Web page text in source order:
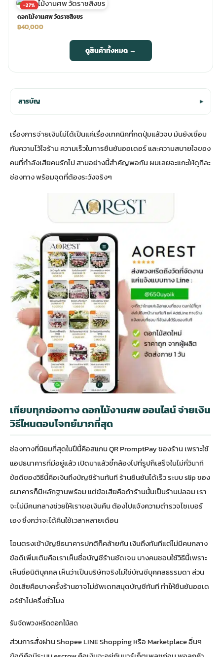
-27%
ดอกไม้งานศพ วัดราชสิงขร
฿40,000
ดูสินค้าทั้งหมด →
สารบัญ ▾
เรื่องการจ่ายเงินไม่ได้เป็นแค่เรื่องเทคนิคที่กดปุ่มแล้วจบ มันยังเชื่อม
กับความไว้ใจร้าน ความเร็วในการยืนยันออเดอร์ และความสบายใจของ
คนที่กำลังเสียคนรักไป สามอย่างนี้สำคัญพอกัน ผมเลยจะแกะให้ดูทีละ
ช่องทาง พร้อมจุดที่ต้องระวังจริงๆ
เทียบทุกช่องทาง ดอกไม้งานศพ ออนไลน์ จ่ายเงิน
วิธีไหนตอบโจทย์มากที่สุด
ช่องทางที่นิยมที่สุดในปีนี้คือสแกน QR PromptPay ของร้าน เพราะใช้
แอปธนาคารที่มีอยู่แล้ว เปิดมาแล้วชี้กล้องไปที่รูปก็เสร็จในไม่กี่วินาที
ข้อดีของวิธีนี้คือเงินถึงบัญชีร้านทันที ร้านยืนยันได้เร็ว ระบบ slip ของ
ธนาคารก็มีหลักฐานพร้อม แต่ข้อเสียคือถ้าร้านนั้นเป็นร้านปลอม เรา
จะไม่มีคนกลางช่วยให้เราขอเงินคืน ต้องไปแจ้งความตำรวจไซเบอร์
เอง ซึ่งกว่าจะได้คืนใช้เวลาหลายเดือน
โอนตรงเข้าบัญชีธนาคารปกติก็คล้ายกัน เงินถึงทันทีแต่ไม่มีคนกลาง
ข้อดีเพิ่มเติมคือเราเห็นชื่อบัญชีร้านชัดเจน บางคนชอบใช้วิธีนี้เพราะ
เห็นชื่อนิติบุคคล เห็นว่าเป็นบริษัทจริงไม่ใช่บัญชีบุคคลธรรมดา ส่วน
ข้อเสียคือบางครั้งร้านอาจไม่อัพเดทสมุดบัญชีทันที ทำให้ยืนยันออเด
อร์ช้าไปครึ่งชั่วโมง
รับจัดพวงหรีดดอกไม้สด
ส่วนการสั่งผ่าน Shopee LINE Shopping หรือ Marketplace อื่นๆ